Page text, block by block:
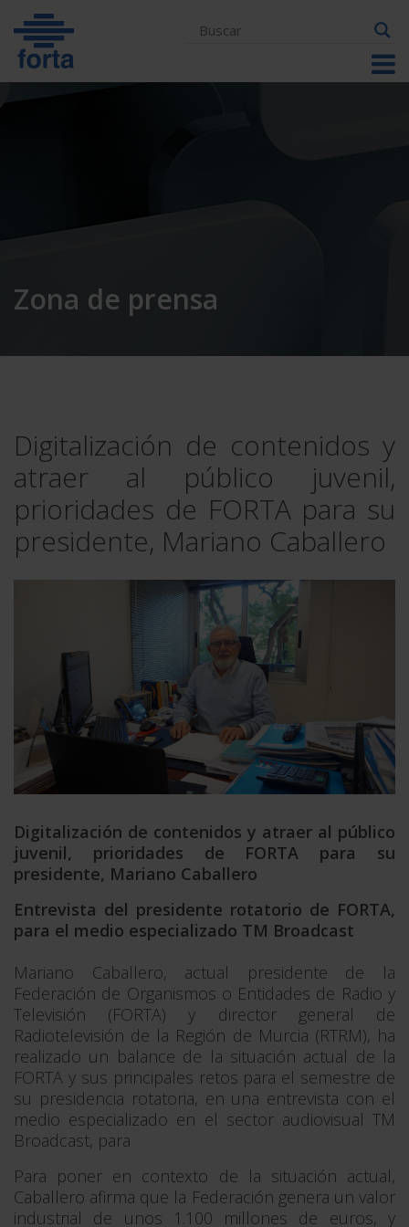
content
Zona de prensa
Digitalización de contenidos y
atraer al público juvenil,
prioridades de FORTA para su
presidente, Mariano Caballero
Digitalización de contenidos y atraer al público
juvenil, prioridades de FORTA para su
presidente, Mariano Caballero
Entrevista del presidente rotatorio de FORTA,
para el medio especializado TM Broadcast
Mariano Caballero, actual presidente de la
Federación de Organismos o Entidades de Radio y
Televisión (FORTA) y director general de
Radiotelevisión de la Región de Murcia (RTRM), ha
realizado un balance de la situación actual de la
FORTA y sus principales retos para el semestre de
su presidencia rotatoria, en una entrevista con el
medio especializado en el sector audiovisual TM
Broadcast, para
Para poner en contexto de la situación actual,
Caballero afirma que la Federación genera un valor
industrial de unos 1.100 millones de euros, y